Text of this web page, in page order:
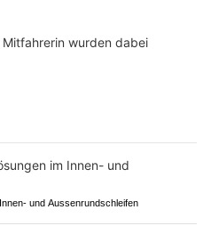
wurden dabei
und Aussenrundschleifen